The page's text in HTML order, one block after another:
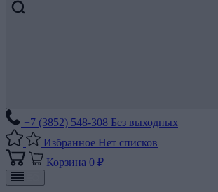
+7 (3852) 548-308 Без выходных
Избранное Нет списков
Корзина 0 ₽